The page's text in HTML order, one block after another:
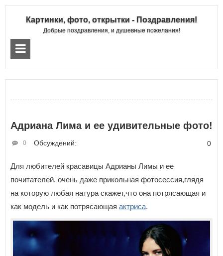
Картинки, фото, открытки - Поздравления!
Добрые поздравления, и душевные пожелания!
Адриана Лима и ее удивительные фото!
Обсуждений:
0 0
Для любителей красавицы Адрианы Лимы и ее
почитателей. очень даже прикольная фотосессия,глядя
на которую любая натура скажет,что она потрясающая и
как модель и как потрясающая актриса.